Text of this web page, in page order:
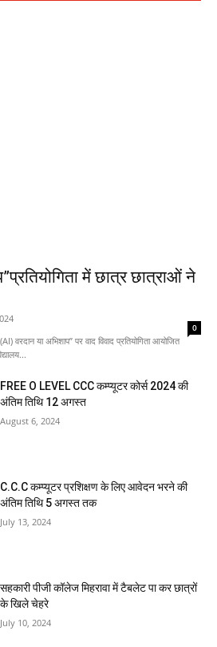
में छात्र छात्राओं ने
0
वरदान या अभिशाप” पर वाद विवाद प्रतियोगिता आयोजित
FREE O LEVEL CCC कम्प्यूटर कोर्स 2024 की
अंतिम तिथि 12 अगस्त
August 6, 2024
C.C.C कम्प्यूटर प्रशिक्षण के लिए आवेदन भरने की
अंतिम तिथि 5 अगस्त तक
July 13, 2024
सहकारी पीजी कॉलेज मिहरावा में टैबलेट पा कर छात्रों
के खिले चेहरे
July 10, 2024